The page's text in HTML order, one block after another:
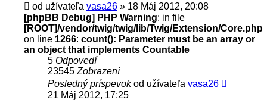
od užívateľa vasa26 » 18 Máj 2012, 20:08
[phpBB Debug] PHP Warning: in file
[ROOT]/vendor/twig/twig/lib/Twig/Extension/Core.php
on line 1266: count(): Parameter must be an array or
an object that implements Countable
5 Odpovedí
23545 Zobrazení
Posledný príspevokod užívateľa vasa26
21 Máj 2012, 17:25